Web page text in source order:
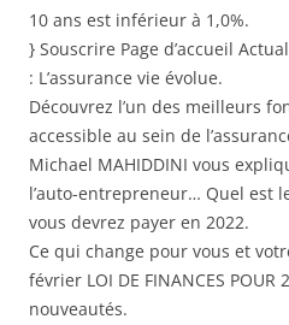
10 ans est inférieur à 1,0%.
} Souscrire Page d’accueil
: L’assurance vie évolue.
Découvrez l’un des meilleurs
accessible au sein de
Michael MAHIDDINI vous
l’auto-entrepreneur… Quel est
vous devrez payer en 2022.
Ce qui change pour vous et
février LOI DE FINANCES
nouveautés.